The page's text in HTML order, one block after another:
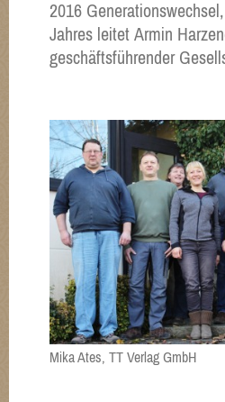
2016
Jahres leitet Armin
geschäftsführender
Mika Ates, TT Verlag GmbH